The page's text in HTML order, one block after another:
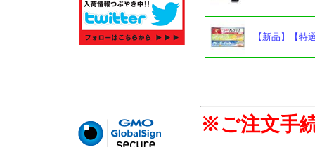
【新品】【特
※ご注文手